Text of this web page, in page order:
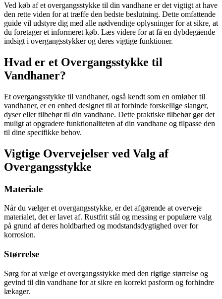
Ved køb af et overgangsstykke til din vandhane er det vigtigt at have
den rette viden for at træffe den bedste beslutning. Dette omfattende
guide vil udstyre dig med alle nødvendige oplysninger for at sikre, at
du foretager et informeret køb. Læs videre for at få en dybdegående
indsigt i overgangsstykker og deres vigtige funktioner.
Hvad er et Overgangsstykke til
Vandhaner?
Et overgangsstykke til vandhaner, også kendt som en omløber til
vandhaner, er en enhed designet til at forbinde forskellige slanger,
dyser eller tilbehør til din vandhane. Dette praktiske tilbehør gør det
muligt at opgradere funktionaliteten af din vandhane og tilpasse den
til dine specifikke behov.
Vigtige Overvejelser ved Valg af
Overgangsstykke
Materiale
Når du vælger et overgangsstykke, er det afgørende at overveje
materialet, det er lavet af. Rustfrit stål og messing er populære valg
på grund af deres holdbarhed og modstandsdygtighed over for
korrosion.
Størrelse
Sørg for at vælge et overgangsstykke med den rigtige størrelse og
gevind til din vandhane for at sikre en korrekt pasform og forhindre
lækager.